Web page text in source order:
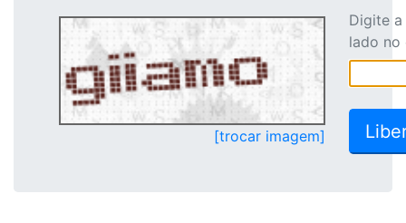
[trocar imagem]
Digite
lado no